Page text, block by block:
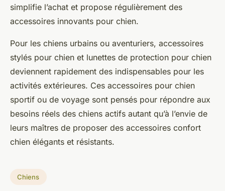
simplifie l’achat et propose régulièrement des
accessoires innovants pour chien.
Pour les chiens urbains ou aventuriers, accessoires
stylés pour chien et lunettes de protection pour chien
deviennent rapidement des indispensables pour les
activités extérieures. Ces accessoires pour chien
sportif ou de voyage sont pensés pour répondre aux
besoins réels des chiens actifs autant qu’à l’envie de
leurs maîtres de proposer des accessoires confort
chien élégants et résistants.
Chiens